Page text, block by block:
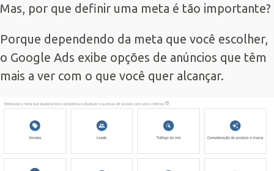
Mas, por que definir uma meta é tão importante?
Porque dependendo da meta que você escolher,
o Google Ads exibe opções de anúncios que têm
mais a ver com o que você quer alcançar.